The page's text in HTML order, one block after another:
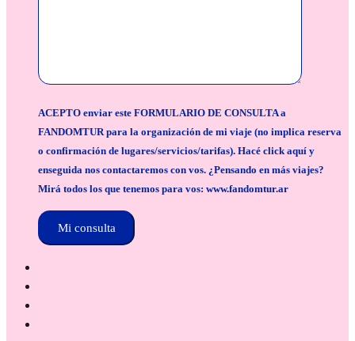
ACEPTO enviar este FORMULARIO DE CONSULTA a
FANDOMTUR para la organización de mi viaje (no implica reserva
o confirmación de lugares/servicios/tarifas). Hacé click aquí y
enseguida nos contactaremos con vos. ¿Pensando en más viajes?
Mirá todos los que tenemos para vos: www.fandomtur.ar